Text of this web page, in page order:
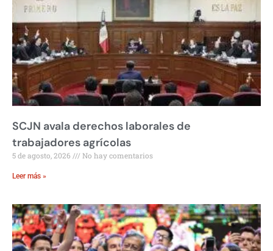
SCJN avala derechos laborales de
trabajadores agrícolas
5 de agosto, 2026 No hay comentarios
Leer más »